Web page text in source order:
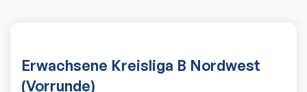
Erwachsene Kreisliga B Nordwest
(Vorrunde)